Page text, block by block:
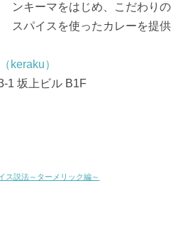
ンキーマをはじめ、こだわりの
スパイスを使ったカレーを提供
keraku）
1 坂上ビル B1F
ス説法～ターメリック編～